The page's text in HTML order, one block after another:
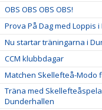
OBS OBS OBS OBS!
Prova På Dag med Loppis
Nu startar träningarna i
CCM klubbdagar
Matchen Skellefteå-Modo
Träna med
Dunderhallen